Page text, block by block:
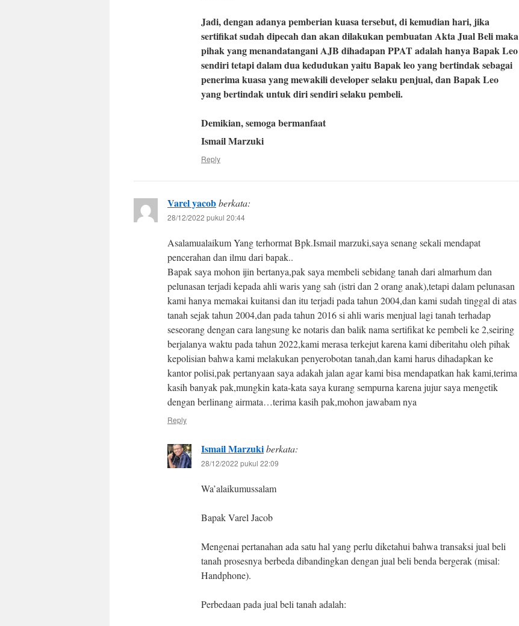
Jadi, dengan adanya pemberian kuasa tersebut, di kemudian hari, jika
sertifikat sudah dipecah dan akan dilakukan pembuatan Akta Jual Beli maka
pihak yang menandatangani AJB dihadapan PPAT adalah hanya Bapak Leo
sendiri tetapi dalam dua kedudukan yaitu Bapak leo yang bertindak sebagai
penerima kuasa yang mewakili developer selaku penjual, dan Bapak Leo
yang bertindak untuk diri sendiri selaku pembeli.
Demikian, semoga bermanfaat
Ismail Marzuki
Reply
Varel yacobberkata:
28/12/2022 pukul 20:44
Asalamualaikum Yang terhormat Bpk.Ismail marzuki,saya senang sekali mendapat
pencerahan dan ilmu dari bapak..
Bapak saya mohon ijin bertanya,pak saya membeli sebidang tanah dari almarhum dan
pelunasan terjadi kepada ahli waris yang sah (istri dan 2 orang anak),tetapi dalam pelunasan
kami hanya memakai kuitansi dan itu terjadi pada tahun 2004,dan kami sudah tinggal di atas
tanah sejak tahun 2004,dan pada tahun 2016 si ahli waris menjual lagi tanah terhadap
seseorang dengan cara langsung ke notaris dan balik nama sertifikat ke pembeli ke 2,seiring
berjalanya waktu pada tahun 2022,kami merasa terkejut karena kami diberitahu oleh pihak
kepolisian bahwa kami melakukan penyerobotan tanah,dan kami harus dihadapkan ke
kantor polisi,pak pertanyaan saya adakah jalan agar kami bisa mendapatkan hak kami,terima
kasih banyak pak,mungkin kata-kata saya kurang sempurna karena jujur saya mengetik
dengan berlinang airmata…terima kasih pak,mohon jawabam nya
Reply
Ismail Marzukiberkata:
28/12/2022 pukul 22:09
Wa’alaikumussalam
Bapak Varel Jacob
Mengenai pertanahan ada satu hal yang perlu diketahui bahwa transaksi jual beli
tanah prosesnya berbeda dibandingkan dengan jual beli benda bergerak (misal:
Handphone).
Perbedaan pada jual beli tanah adalah: